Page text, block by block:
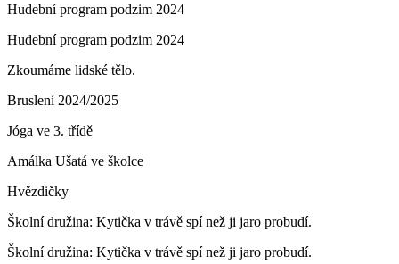
Hudební program podzim 2024
Hudební program podzim 2024
Zkoumáme lidské tělo.
Bruslení 2024/2025
Jóga ve 3. třídě
Amálka Ušatá ve školce
Hvězdičky
Školní družina: Kytička v trávě spí než ji jaro probudí.
Školní družina: Kytička v trávě spí než ji jaro probudí.